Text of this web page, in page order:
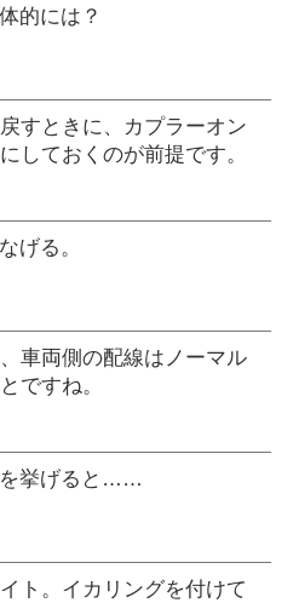
的には？
すときに、カプラーオン
しておくのが前提です。
げる。
車両側の配線はノーマル
ですね。
を挙げると……
ト。イカリングを付けて